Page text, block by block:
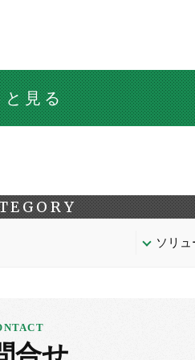
と見る
ソリ